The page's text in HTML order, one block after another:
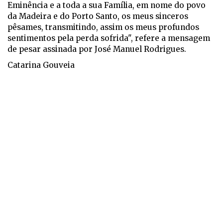
Eminência e a toda a sua Família, em nome do povo
da Madeira e do Porto Santo, os meus sinceros
pêsames, transmitindo, assim os meus profundos
sentimentos pela perda sofrida", refere a mensagem
de pesar assinada por José Manuel Rodrigues.
Catarina Gouveia